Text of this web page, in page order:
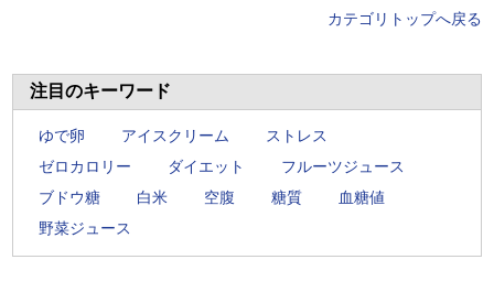
カテゴリトップへ戻る
注目のキーワード
ゆで卵 アイスクリーム
ストレス
ゼロカロリー
ダイエット
フルーツジュース
ブドウ糖
白米 空腹 糖質
血糖値
野菜ジュース